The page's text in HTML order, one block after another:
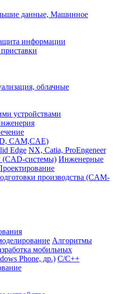
данные, Машинное
информации
облачные
устройствами
CAM,CAE)
Edge NX, Catia, ProEngeneer
системы) Инженерные
производства (CAM-
Алгоритмы
мобильных
Phone, др.) С/С++